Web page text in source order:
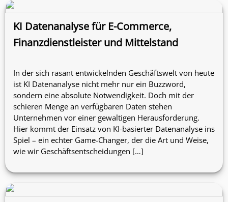
KI Datenanalyse für E-Commerce,
Finanzdienstleister und Mittelstand
In der sich rasant entwickelnden Geschäftswelt von heute
ist KI Datenanalyse nicht mehr nur ein Buzzword,
sondern eine absolute Notwendigkeit. Doch mit der
schieren Menge an verfügbaren Daten stehen
Unternehmen vor einer gewaltigen Herausforderung.
Hier kommt der Einsatz von KI-basierter Datenanalyse ins
Spiel – ein echter Game-Changer, der die Art und Weise,
wie wir Geschäftsentscheidungen […]